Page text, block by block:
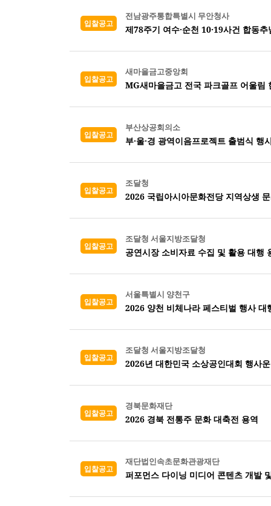
입찰공고
전남광주통합특별시 무안청사
제78주기 여수·순천 10·19사건 합동
입찰공고
새마을금고중앙회
MG새마을금고 전국 파크골프 어울림
입찰공고
부산상공회의소
부·울·경 광역이음프로젝트 출범식
입찰공고
조달청
2026 국립아시아문화전당 지역상생
입찰공고
조달청 서울지방조달청
공연시장 소비자료 수집 및 활용 대행
입찰공고
서울특별시 양천구
2026 양천 비체나라 페스티벌 행사 대
입찰공고
조달청 서울지방조달청
2026년 대한민국 소상공인대회 행사
입찰공고
경북문화재단
2026 경북 전통주 문화 대축전 용역
입찰공고
재단법인속초문화관광재단
퍼포먼스 다이닝 미디어 콘텐츠 개발